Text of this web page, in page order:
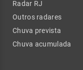
Radar RJ
Outros radares
Chuva prevista
Chuva acumulada